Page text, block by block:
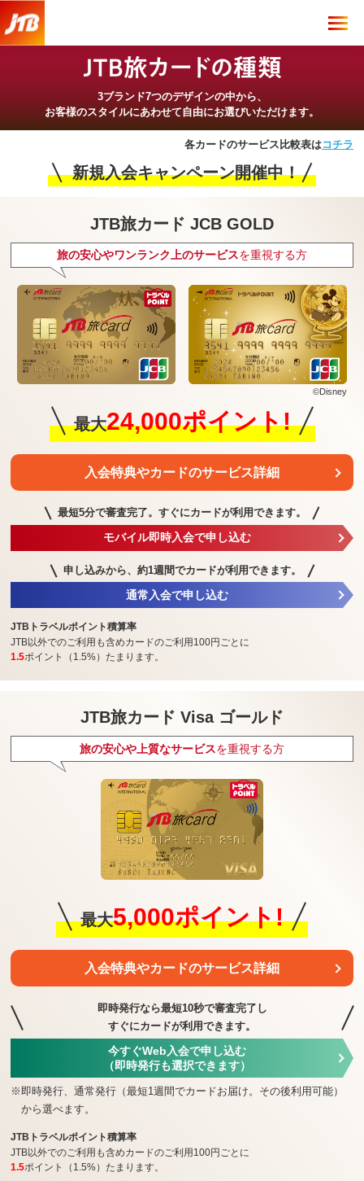
3ブランド7つのデザインの中から、
お客様のスタイルにあわせて自由にお選びいただけます。
各カードのサービス比較表はコチラ
新規入会キャンペーン開催中！
JTB旅カード JCB GOLD
旅の安心やワンランク上のサービスを重視する方
©Disney
最大24,000ポイント!
入会特典やカードのサービス詳細
最短5分で審査完了。 すぐにカードが利用できます。
モバイル即時入会で申し込む
申し込みから、約1週間でカードが利用できます。
通常入会で申し込む
JTBトラベルポイント積算率
JTB以外でのご利用も含めカードのご利用100円ごとに
1.5ポイント（1.5%）たまります。
JTB旅カード Visa ゴールド
旅の安心や上質なサービスを重視する方
最大5,000ポイント!
入会特典やカードのサービス詳細
即時発行なら最短10秒で審査完了し
すぐにカードが利用できます。
今すぐWeb入会で申し込む
（即時発行も選択できます）
※ 即時発行、通常発行（最短1週間でカードお届け。その後利用可能）
から選べます。
JTBトラベルポイント積算率
JTB以外でのご利用も含めカードのご利用100円ごとに
1.5ポイント（1.5%）たまります。